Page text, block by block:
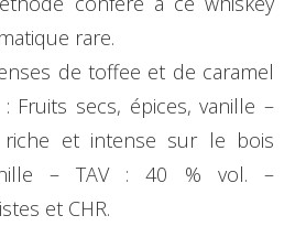
rare.
de toffee et de caramel
Fruits secs, épices, vanille –
riche et intense sur le bois
– TAV : 40 % vol. –
et CHR.